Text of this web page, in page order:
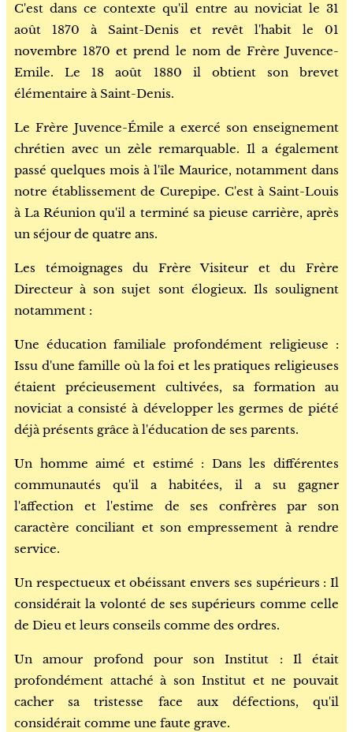
C'est dans ce contexte qu'il entre au noviciat le 31
août 1870 à Saint-Denis et revêt l'habit le 01
novembre 1870 et prend le nom de Frère Juvence-
Emile. Le 18 août 1880 il obtient son brevet
élémentaire à Saint-Denis.
Le Frère Juvence-Émile a exercé son enseignement
chrétien avec un zèle remarquable. Il a également
passé quelques mois à l'île Maurice, notamment dans
notre établissement de Curepipe. C'est à Saint-Louis
à La Réunion qu'il a terminé sa pieuse carrière, après
un séjour de quatre ans.
Les témoignages du Frère Visiteur et du Frère
Directeur à son sujet sont élogieux. Ils soulignent
notamment :
Une éducation familiale profondément religieuse :
Issu d'une famille où la foi et les pratiques religieuses
étaient précieusement cultivées, sa formation au
noviciat a consisté à développer les germes de piété
déjà présents grâce à l'éducation de ses parents.
Un homme aimé et estimé : Dans les différentes
communautés qu'il a habitées, il a su gagner
l'affection et l'estime de ses confrères par son
caractère conciliant et son empressement à rendre
service.
Un respectueux et obéissant envers ses supérieurs : Il
considérait la volonté de ses supérieurs comme celle
de Dieu et leurs conseils comme des ordres.
Un amour profond pour son Institut : Il était
profondément attaché à son Institut et ne pouvait
cacher sa tristesse face aux défections, qu'il
considérait comme une faute grave.